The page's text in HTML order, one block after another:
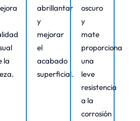
la
abrillantar
y
mejorar
el
acabado
superficial.
oscuro
y
mate
proporciona
una
leve
resistencia
a la
corrosión